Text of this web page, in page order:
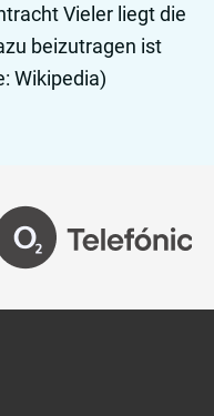
Vieler liegt die
beizutragen ist
Wikipedia)